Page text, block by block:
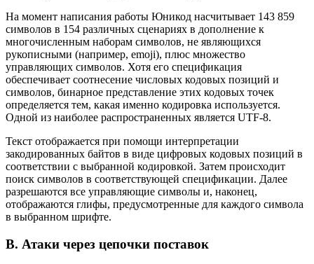
На момент написания работы Юникод насчитывает 143 859
символов в 154 различных сценариях в дополнение к
многочисленным наборам символов, не являющихся
рукописными (например, emoji), плюс множество
управляющих символов. Хотя его спецификация
обеспечивает соотнесение числовых кодовых позиций и
символов, бинарное представление этих кодовых точек
определяется тем, какая именно кодировка используется.
Одной из наиболее распространенных является UTF-8.
Текст отображается при помощи интерпретации
закодированных байтов в виде цифровых кодовых позиций в
соответствии с выбранной кодировкой. Затем происходит
поиск символов в соответствующей спецификации. Далее
разрешаются все управляющие символы и, наконец,
отображаются глифы, предусмотренные для каждого символа
в выбранном шрифте.
В. Атаки через цепочки поставок